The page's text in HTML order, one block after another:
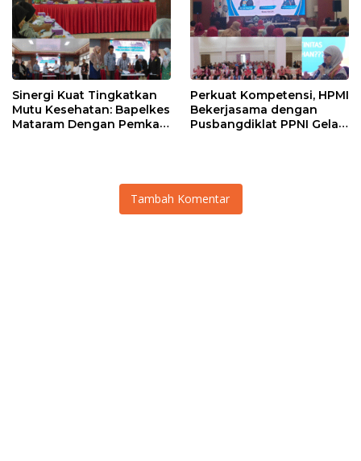
Sinergi Kuat Tingkatkan
Mutu Kesehatan: Bapelkes
Mataram Dengan Pemkab
Perkuat Kompetensi, HPMI
Bekerjasama dengan
Pusbangdiklat PPNI Gelar
Tambah Komentar